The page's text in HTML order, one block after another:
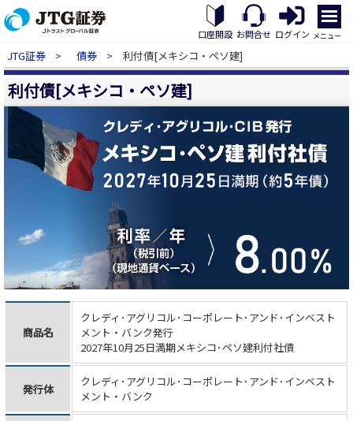
口座開設 お問合せ ログイン
メ
ニ
ュ
を
く
メニュー
JTG証券 > 債券 > 利付債[メキシコ・ペソ建]
利付債[メキシコ・ペソ建]
商品名
クレディ･アグリコル･コーポレート･アンド･インベスト
メント・バンク発行
2027年10月25日満期メキシコ･ペソ建利付社債
発行体
クレディ･アグリコル･コーポレート･アンド･インベスト
メント・バンク